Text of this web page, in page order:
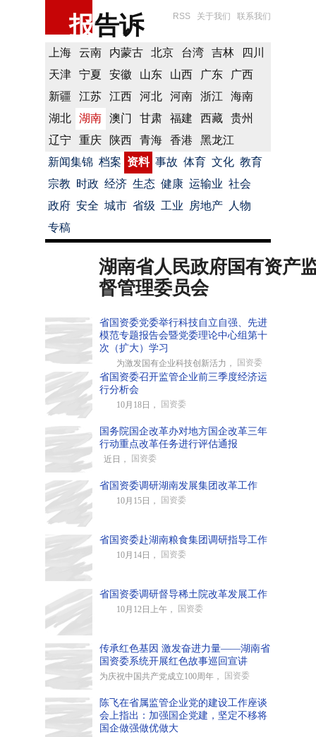
报告诉 RSS 关于我们 联系我们
上海 云南 内蒙古 北京 台湾 吉林
四川
天津
宁夏 安徽 山东 山西 广东
广西
新疆
江苏 江西 河北 河南 浙江
海南
湖北
湖南 澳门 甘肃 福建 西藏
贵州
辽宁
重庆 陕西 青海 香港
黑龙江
新闻集锦 档案 资料 事故 体育 文化 教育
宗教 时政 经济 生态 健康 运输业 社会
政府 安全 城市 省级 工业 房地产
人物
专稿
湖南省人民政府国有资产
督管理委员会
省国资委党委举行科技自立自强、先进
模范专题报告会暨党委理论中心组第十
次（扩大）学习
为激发国有企业科技创新活力， 国资委
省国资委召开监管企业前三季度经济运
行分析会
10月18日， 国资委
国务院国企改革办对地方国企改革三年
行动重点改革任务进行评估通报
近日， 国资委
省国资委调研湖南发展集团改革工作
10月15日， 国资委
省国资委赴湖南粮食集团调研指导工作
10月14日， 国资委
省国资委调研督导稀土院改革发展工作
10月12日上午， 国资委
传承红色基因 激发奋进力量——湖南省
国资委系统开展红色故事巡回宣讲
为庆祝中国共产党成立100周年， 国资委
陈飞在省属监管企业党的建设工作座谈
会上指出：加强国企党建，坚定不移将
国企做强做优做大